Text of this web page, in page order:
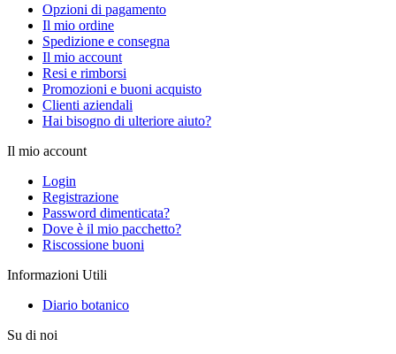
Opzioni di pagamento
Il mio ordine
Spedizione e consegna
Il mio account
Resi e rimborsi
Promozioni e buoni acquisto
Clienti aziendali
Hai bisogno di ulteriore aiuto?
Il mio account
Login
Registrazione
Password dimenticata?
Dove è il mio pacchetto?
Riscossione buoni
Informazioni Utili
Diario botanico
Su di noi